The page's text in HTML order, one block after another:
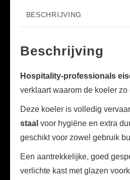
BESCHRIJVING
Beschrijving
Hospitality-professionals
verklaart waarom de koeler zo
Deze koeler is volledig
staal voor hygiëne en extra
geschikt voor zowel gebruik
Een aantrekkelijke, goed
verlichte kast met glazen